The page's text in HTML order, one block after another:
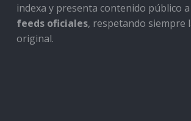
indexa y presenta contenido público
feeds oficiales, respetando siempre
original.